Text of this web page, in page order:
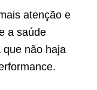
atenção e
a saúde
que não haja